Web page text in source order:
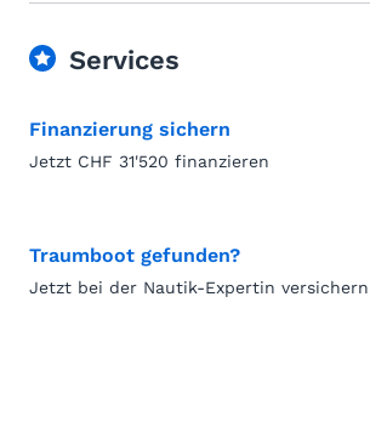
Services
Finanzierung sichern
Jetzt CHF 31'520 finanzieren
Traumboot gefunden?
Jetzt bei der Nautik-Expertin versichern